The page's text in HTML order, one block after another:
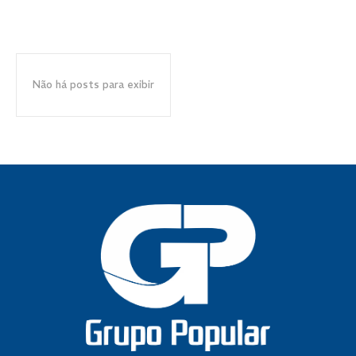
Não há posts para exibir